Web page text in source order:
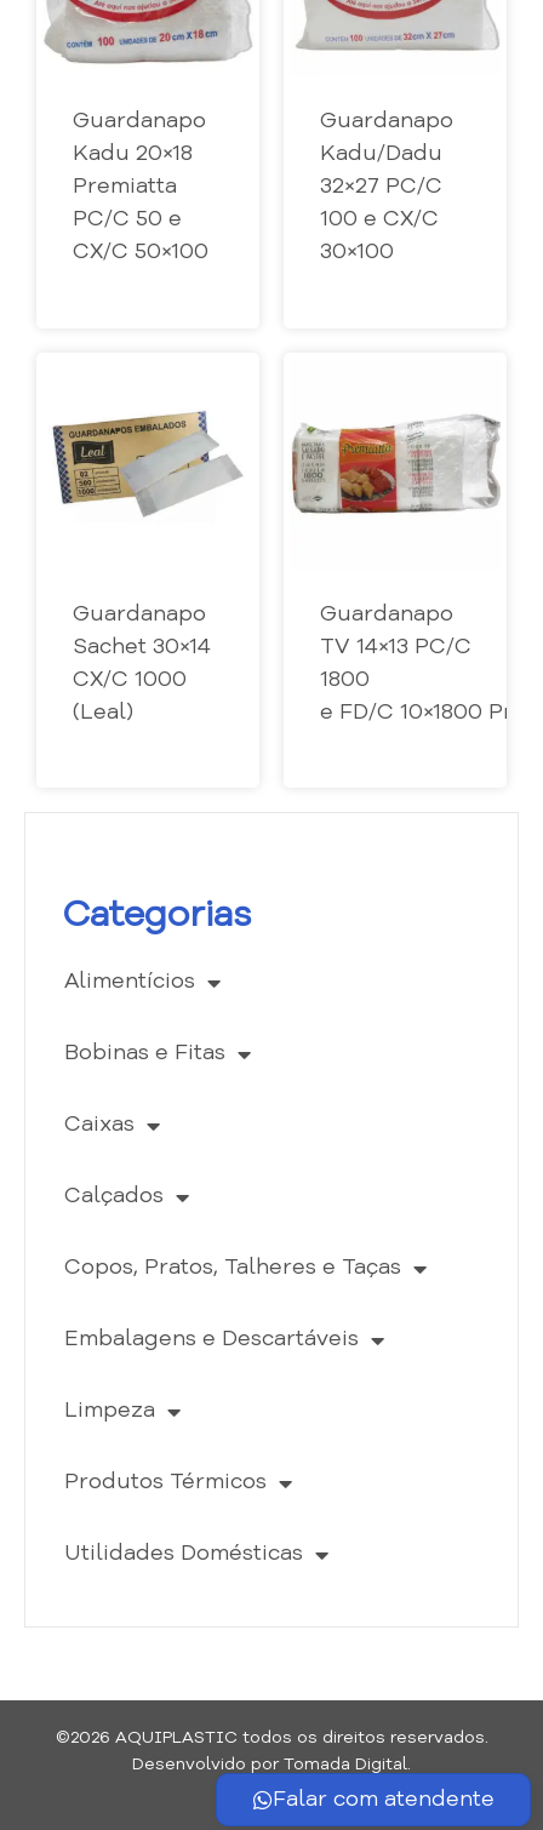
Categorias
Alimentícios
Bobinas e Fitas
Caixas
Calçados
Copos, Pratos, Talheres e Taças
Embalagens e Descartáveis
Limpeza
Produtos Térmicos
Utilidades Domésticas
Guardanapo
Kadu 20×18
Premiatta
PC/C 50 e
CX/C 50×100
Guardanapo
Kadu/Dadu
32×27 PC/C
100 e CX/C
30×100
Guardanapo
Sachet 30×14
CX/C 1000
(Leal)
Guardanapo
TV 14×13 PC/C
1800
e FD/C 10×1800
©2026 AQUIPLASTIC todos os direitos reservados.
Desenvolvido por Tomada Digital.
Falar com atendente